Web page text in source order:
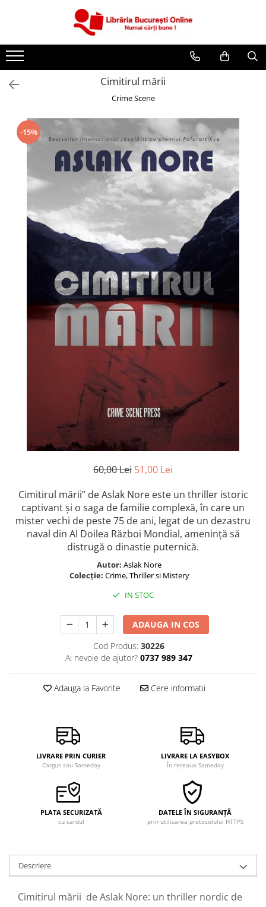
Artă și Enciclopedii
Beletristică
Cărți pentru copii
Cărți pentru tineri
Creșterea copilului
Dezvoltare Personală
Diete și Fitness
Familie și Cuplu
Hobby și Divertisment
Istorie și Civilizații
Istorie și Conspirații
Manuale și Dicționare
Medicină și Sănătate
Practic. Casă și Grădina
Știință și Tehnologie
Științe Sociale si Umaniste
Cimitirul mării
Crime Scene
-15%
60,00 Lei 51,00 Lei
Cimitirul mării” de Aslak Nore este un thriller istoric
captivant și o saga de familie complexă, în care un
mister vechi de peste 75 de ani, legat de un dezastru
naval din Al Doilea Război Mondial, amenință să
distrugă o dinastie puternică.
Autor: Aslak Nore
Colecție: Crime, Thriller si Mistery
IN STOC
ADAUGA IN COS
Cod Produs: 30226
Ai nevoie de ajutor? 0737 989 347
Adauga la Favorite Cere informatii
LIVRARE PRIN CURIER
Cargus sau Sameday
LIVRARE LA EASYBOX
În rețeaua Sameday
PLATA SECURIZATĂ
cu cardul
DATELE ÎN SIGURANȚĂ
prin utilizarea protocolului HTTPS
Descriere
Cimitirul mării de Aslak Nore: un thriller nordic de